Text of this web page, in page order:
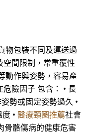
物包裝不同及運送過
間限制，常重覆性
動作與姿勢，容易產
險因子 包含： • 長
勢或固定姿勢過久 •
• 醫療頸圈推薦社會
骨骼傷病的健康危害